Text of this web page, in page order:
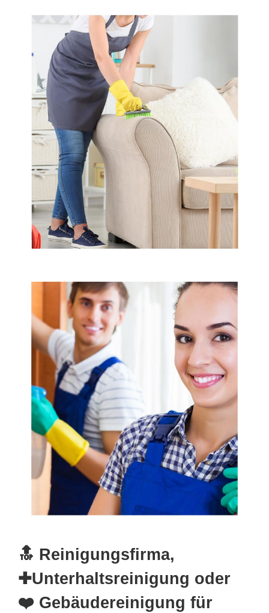
🔝 Reinigungsfirma,
✚Unterhaltsreinigung oder
❤️ Gebäudereinigung für